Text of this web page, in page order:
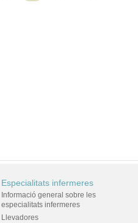
Especialitats infermeres
Informació general sobre les
especialitats infermeres
Llevadores